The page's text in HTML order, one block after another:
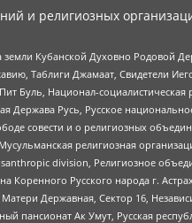
и религиозных
земли Кубанской Духовно
Таблиги Джамаат, Свидетели
Буль, Национал-
Держава Русь, Русское
совести и о религиозных
религиозная
division, Религиозное
Русского народа г.
Державная, Сектор 16,
пансионат Ак Умут, Русская